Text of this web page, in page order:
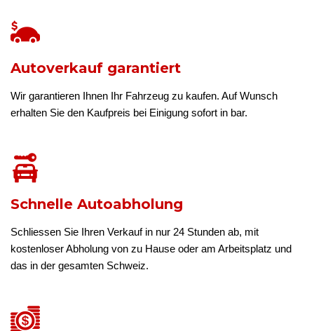
Autoverkauf garantiert
Wir garantieren Ihnen Ihr Fahrzeug zu kaufen. Auf Wunsch
erhalten Sie den Kaufpreis bei Einigung sofort in bar.
Schnelle Autoabholung
Schliessen Sie Ihren Verkauf in nur 24 Stunden ab, mit
kostenloser Abholung von zu Hause oder am Arbeitsplatz und
das in der gesamten Schweiz.